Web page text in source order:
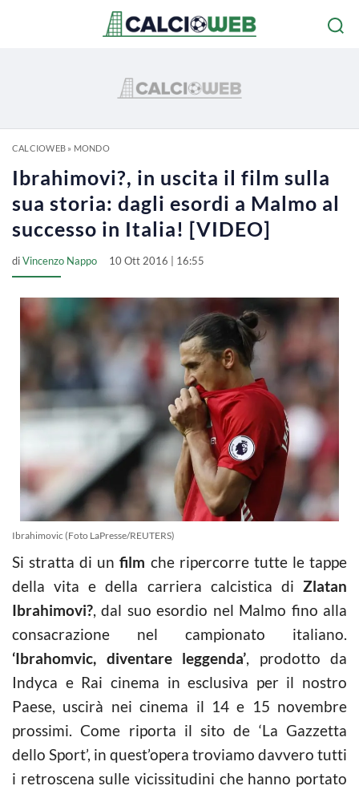
CALCIOWEB» MONDO
Ibrahimovi?, in uscita il film sulla
sua storia: dagli esordi a Malmo al
successo in Italia! [VIDEO]
diVincenzo Nappo 10 Ott 2016 | 16:55
Ibrahimovic (Foto LaPresse/REUTERS)
Si stratta di unfilm che ripercorre tutte le tappe
della vita e della carriera calcistica di Zlatan
Ibrahimovi?, dal suo esordio nel Malmo fino alla
consacrazione nel campionato italiano.
‘Ibrahomvic, diventare leggenda’, prodotto da
Indyca e Rai cinema in esclusiva per il nostro
Paese, uscirà nei cinema il 14 e 15 novembre
prossimi. Come riporta il sito de ‘La Gazzetta
dello Sport’, in quest’opera troviamo davvero tutti
i retroscena sulle vicissitudini che hanno portato